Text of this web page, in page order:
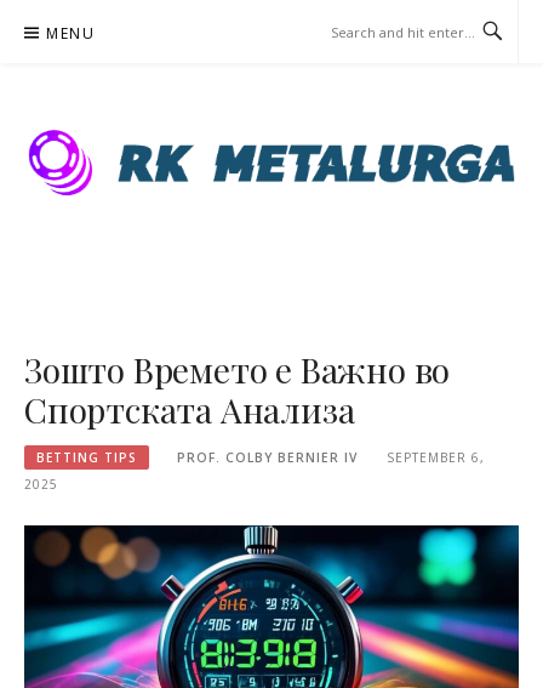
MENU
Зошто Времето е Важно во
Спортската Анализа
BETTING TIPS PROF. COLBY BERNIER IV
SEPTEMBER 6,
2025